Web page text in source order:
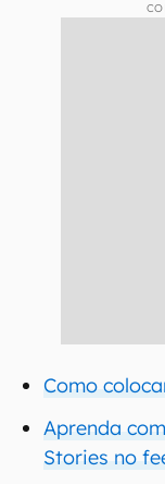
Como
Aprenda
Stories no